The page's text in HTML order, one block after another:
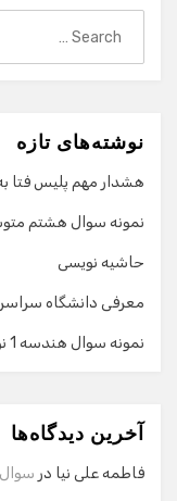
نوشته‌های تازه
هشدار مهم پلیس فتا به
نمونه سوال هشتم
حاشیه نویسی
معرفی دانشگاه
نمونه سوال هندسه 1 نوبت اول دی 93
آخرین دیدگاه‌ها
فاطمه علی نیا در سوال
گفت‌وگو با
سلام! برای شروع
وارد کنید.